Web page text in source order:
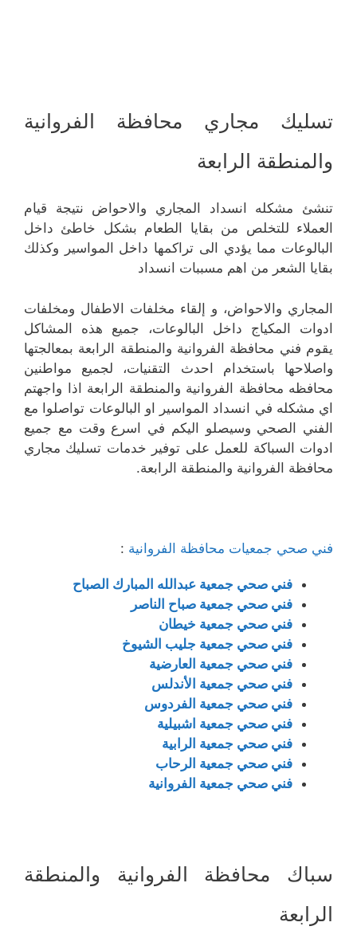
تسليك مجاري محافظة الفروانية
والمنطقة الرابعة
تنشئ مشكله انسداد المجاري والاحواض نتيجة قيام
العملاء للتخلص من بقايا الطعام بشكل خاطئ داخل
البالوعات مما يؤدي الى تراكمها داخل المواسير وكذلك
بقايا الشعر من اهم مسببات انسداد
المجاري والاحواض، و إلقاء مخلفات الاطفال ومخلفات
ادوات المكياج داخل البالوعات، جميع هذه المشاكل
يقوم فني محافظة الفروانية والمنطقة الرابعة بمعالجتها
واصلاحها باستخدام احدث التقنيات، لجميع مواطنين
محافظه محافظة الفروانية والمنطقة الرابعة اذا واجهتم
اي مشكله في انسداد المواسير او البالوعات تواصلوا مع
الفني الصحي وسيصلو اليكم في اسرع وقت مع جميع
ادوات السباكة للعمل على توفير خدمات تسليك مجاري
محافظة الفروانية والمنطقة الرابعة.
فني صحي جمعيات محافظة الفروانية :
فني صحي جمعية عبدالله المبارك الصباح
فني صحي جمعية صباح الناصر
فني صحي جمعية خيطان
فني صحي جمعية جليب الشيوخ
فني صحي جمعية العارضية
فني صحي جمعية الأندلس
فني صحي جمعية الفردوس
فني صحي جمعية اشبيلية
فني صحي جمعية الرابية
فني صحي جمعية الرحاب
فني صحي جمعية الفروانية
سباك محافظة الفروانية والمنطقة
الرابعة